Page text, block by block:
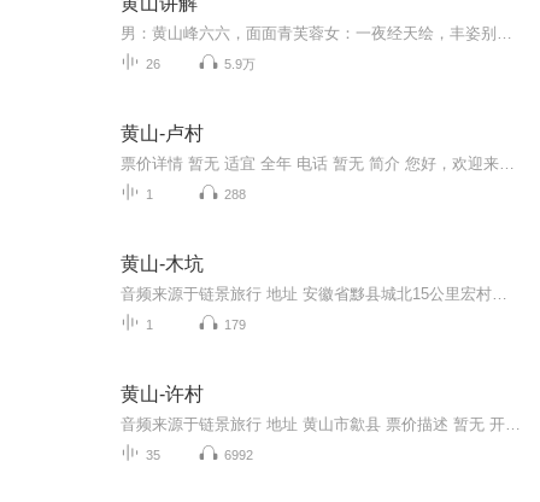
26 5.9万
黄山-卢村
1 288
黄山-木坑
1 179
黄山-许村
35 6992